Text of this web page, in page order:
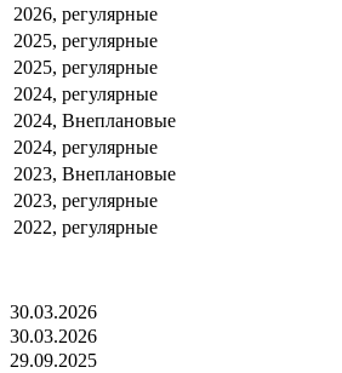
2026, регулярные
2025, регулярные
2025, регулярные
2024, регулярные
2024, Внеплановые
2024, регулярные
2023, Внеплановые
2023, регулярные
2022, регулярные
30.03.2026
30.03.2026
29.09.2025